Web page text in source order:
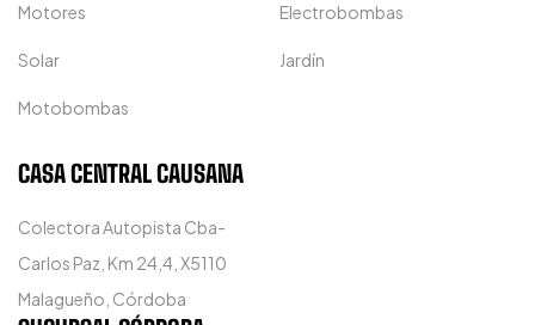
Motores Electrobombas
Solar Jardín
Motobombas
CASA CENTRAL CAUSANA
Colectora Autopista Cba-
Carlos Paz, Km 24,4, X5110
Malagueño, Córdoba